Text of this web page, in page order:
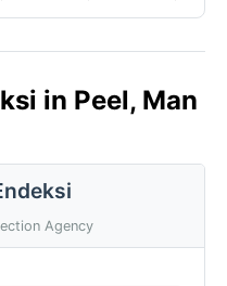
in Peel, Man
Agency